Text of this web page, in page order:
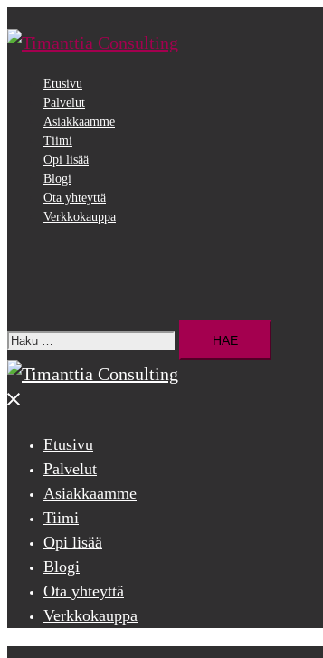
pääsisältöön
Etusivu
Palvelut
Asiakkaamme
Tiimi
Opi lisää
Blogi
Ota yhteyttä
Verkkokauppa
Haku:
Close
Etusivu
Palvelut
Asiakkaamme
Tiimi
Opi lisää
Blogi
Ota yhteyttä
Verkkokauppa